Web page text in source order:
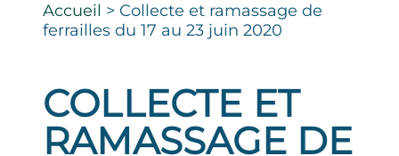
Accueil > Collecte et ramassage de
ferrailles du 17 au 23 juin 2020
COLLECTE ET
RAMASSAGE DE